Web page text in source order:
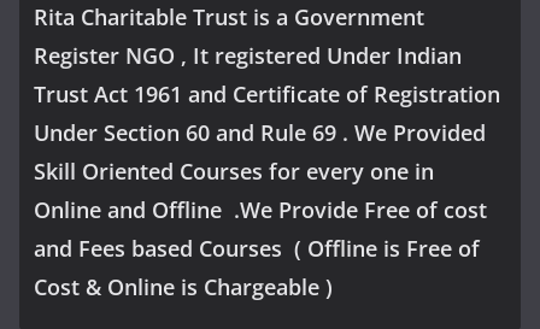
Rita Charitable Trust is a Government
Register NGO , It registered Under Indian
Trust Act 1961 and Certificate of Registration
Under Section 60 and Rule 69 . We Provided
Skill Oriented Courses for every one in
Online and Offline .We Provide Free of cost
and Fees based Courses ( Offline is Free of
Cost & Online is Chargeable )